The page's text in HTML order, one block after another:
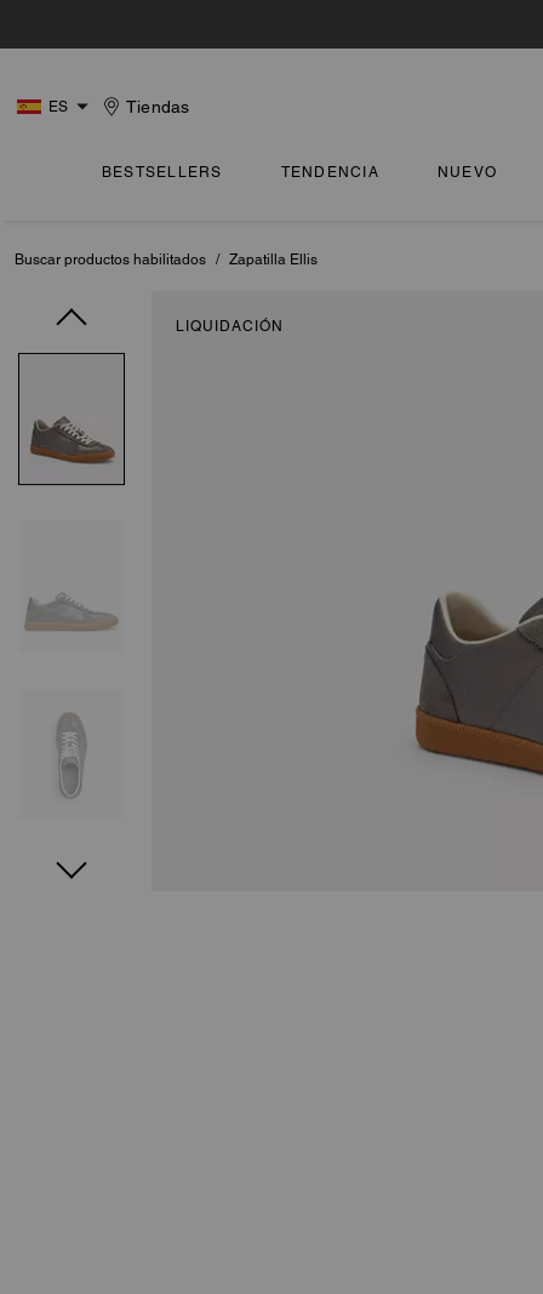
ES Tiendas
BESTSELLERS TENDENCIA NUEVO
Buscar productos habilitados / Zapatilla Ellis
LIQUIDACIÓN